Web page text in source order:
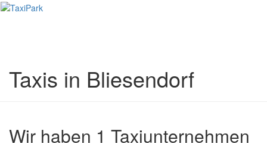
Taxis in Bliesendorf
Wir haben 1 Taxiunternehmen